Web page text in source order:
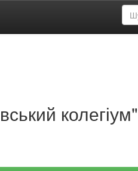
колегіум"